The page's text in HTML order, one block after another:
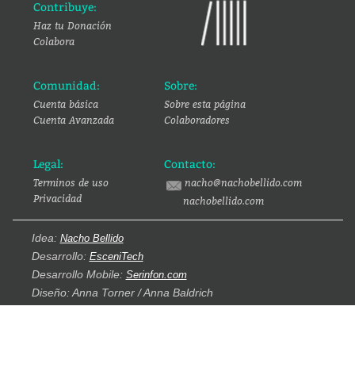
Contribuye:
Haz tu Donación
Colabora
Comunidad:
Cuenta básica
Cuenta Avanzada
Sobre:
Sobre esta página
Colaboradores
Legal:
Terminos de uso
Privacidad
Contacto:
nacho@nachobellido.com
nachobellido.com
Idea: Nacho Bellido
Desarrollo: EsceniTech
Desarrollo Mobile: Serinfon.com
Diseño: Anna Torner / Anna Baldrich